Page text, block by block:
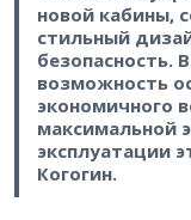
новой кабины,
стильный
безопасность.
возможность
экономичного
максимальной
эксплуатации
Когогин.